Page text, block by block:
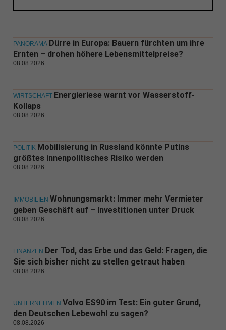
PANORAMA Dürre in Europa: Bauern fürchten um ihre
Ernten – drohen höhere Lebensmittelpreise?
08.08.2026
WIRTSCHAFT Energieriese warnt vor Wasserstoff-
Kollaps
08.08.2026
POLITIK Mobilisierung in Russland könnte Putins
größtes innenpolitisches Risiko werden
08.08.2026
IMMOBILIEN Wohnungsmarkt: Immer mehr Vermieter
geben Geschäft auf – Investitionen unter Druck
08.08.2026
FINANZEN Der Tod, das Erbe und das Geld: Fragen, die
Sie sich bisher nicht zu stellen getraut haben
08.08.2026
UNTERNEHMEN Volvo ES90 im Test: Ein guter Grund,
den Deutschen Lebewohl zu sagen?
08.08.2026